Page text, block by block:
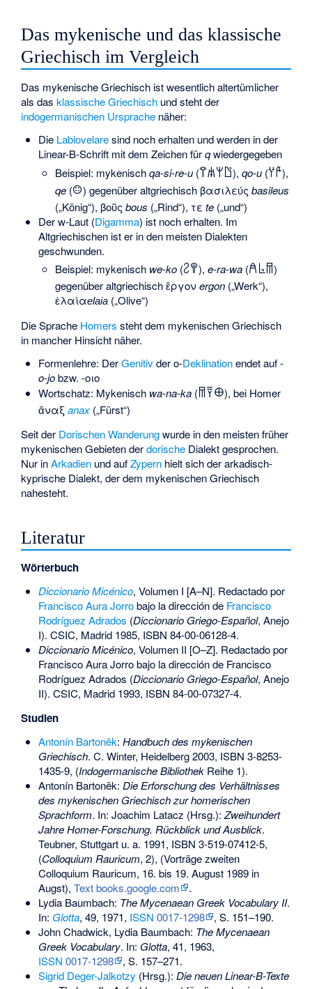
Das mykenische und das klassische
Griechisch im Vergleich
Das mykenische Griechisch ist wesentlich altertümlicher
als dasklassische Griechisch und steht der
indogermanischen Ursprache näher:
Die Labiovelaresind noch erhalten und werden in der
Linear-B-Schrift mit dem Zeichen fürqwiedergegeben
Beispiel: mykenischqa-si-re-u(𐀣𐀯𐀩𐀃),qo-u(𐀦𐀄),
qe (𐀤) gegenüber altgriechisch βασιλεύς basileus
(„König“), βοῦς bous („Rind“), τε te („und“)
Der w-Laut (Digamma) ist noch erhalten. Im
Altgriechischen ist er in den meisten Dialekten
geschwunden.
Beispiel: mykenisch we-ko (𐀸𐀒),e-ra-wa (𐀁𐀨𐀷)
gegenüber altgriechischἔργονergon („Werk“),
ἐλαίαelaia („Olive“)
Die Sprache Homers steht dem mykenischen Griechisch
in mancher Hinsicht näher.
Formenlehre: DerGenitivder o-Deklinationendet auf-
o-jobzw. -οιο
Wortschatz: Mykenisch wa-na-ka(𐀷𐀙𐀏), bei Homer
ἄναξ anax(„Fürst“)
Seit der Dorischen Wanderungwurde in den meisten früher
mykenischen Gebieten derdorische Dialekt gesprochen.
Nur inArkadien und aufZypern hielt sich derarkadisch-
kyprische Dialekt, der dem mykenischen Griechisch
nahesteht.
Literatur
Wörterbuch
Diccionario Micénico, Volumen I [A–N]. Redactado por
Francisco Aura Jorrobajo la dirección de Francisco
Rodríguez Adrados (Diccionario Griego-Español, Anejo
I). CSIC, Madrid 1985, ISBN 84-00-06128-4.
Diccionario Micénico, Volumen II [O–Z]. Redactado por
Francisco Aura Jorro bajo la dirección de Francisco
Rodríguez Adrados (Diccionario Griego-Español, Anejo
II). CSIC, Madrid 1993, ISBN 84-00-07327-4.
Studien
Antonín Bartoněk: Handbuch des mykenischen
Griechisch. C. Winter, Heidelberg 2003, ISBN 3-8253-
1435-9, (Indogermanische BibliothekReihe 1).
Antonín Bartoněk: Die Erforschung des Verhältnisses
des mykenischen Griechisch zur homerischen
Sprachform. In: Joachim Latacz (Hrsg.): Zweihundert
Jahre Homer-Forschung. Rückblick und Ausblick.
Teubner, Stuttgart u. a. 1991, ISBN 3-519-07412-5,
(Colloquium Rauricum, 2), (Vorträge zweiten
Colloquium Rauricum, 16. bis 19. August 1989 in
Augst), Text books.google.com
.
Lydia Baumbach: The Mycenaean Greek Vocabulary II.
In: Glotta, 49, 1971, ISSN 0017-1298
, S. 151–190.
John Chadwick, Lydia Baumbach: The Mycenaean
Greek Vocabulary. In: Glotta, 41, 1963,
ISSN 0017-1298
, S. 157–271.
Sigrid Deger-Jalkotzy (Hrsg.): Die neuen Linear-B-Texte